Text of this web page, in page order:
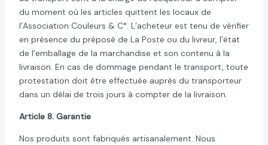
du moment où les articles quittent les locaux de
l’Association Couleurs & C°. L’acheteur est tenu de vérifier
en présence du préposé de La Poste ou du livreur, l’état
de l’emballage de la marchandise et son contenu à la
livraison. En cas de dommage pendant le transport, toute
protestation doit être effectuée auprès du transporteur
dans un délai de trois jours à compter de la livraison.
Article 8. Garantie
Nos produits sont fabriqués artisanalement. Nous